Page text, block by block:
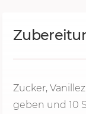
Zucker,
geben und 10